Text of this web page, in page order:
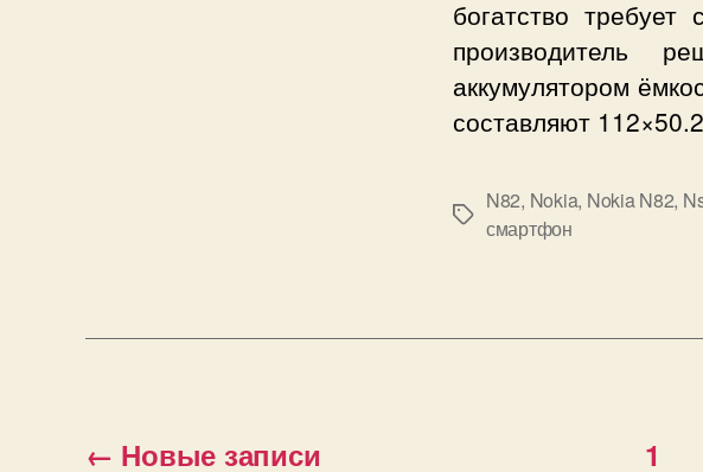
богатство требует
производитель
аккумулятором
составляют
Метки
N82, Nokia, Nokia N82,
смартфон
← Новые записи 1